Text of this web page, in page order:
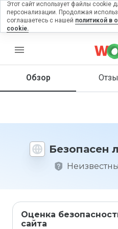
menu
Обзор
Безопасен
Оценка
сайта
на
Как бы
этот
1 до 5?
Этот сайт использует файлы cookie
персонализации. Продолжая
соглашаетесь с нашей политикой в
cookie.